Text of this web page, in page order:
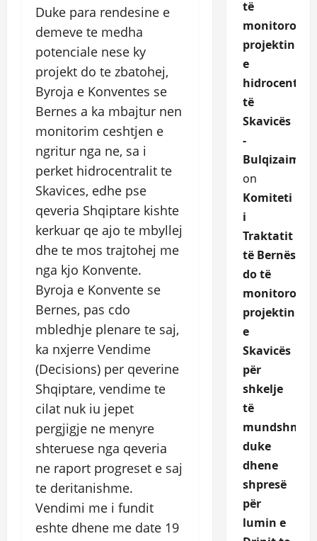
Duke para rendesine e
demeve te medha
potenciale nese ky
projekt do te zbatohej,
Byroja e Konventes se
Bernes a ka mbajtur nen
monitorim ceshtjen e
ngritur nga ne, sa i
perket hidrocentralit te
Skavices, edhe pse
qeveria Shqiptare kishte
kerkuar qe ajo te mbyllej
dhe te mos trajtohej me
nga kjo Konvente.
Byroja e Konvente se
Bernes, pas cdo
mbledhje plenare te saj,
ka nxjerre Vendime
(Decisions) per qeverine
Shqiptare, vendime te
cilat nuk iu jepet
pergjigje ne menyre
shteruese nga qeveria
ne raport progreset e saj
te deritanishme.
Vendimi me i fundit
eshte dhene me date 19
të
monitorojë
projektin
e
të
Skavicës
-
on
Komiteti
i
Traktatit
të Bernës
do të
monitoroje
projektin
e
Skavicës
për
shkelje
të
mundshme,
duke
dhene
shpresë
për
lumin e